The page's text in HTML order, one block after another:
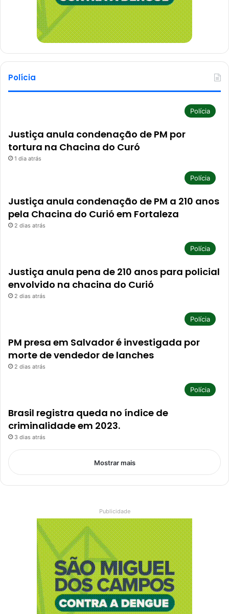
Polícia
Polícia
Justiça anula condenação de PM por
tortura na Chacina do Curó
1 dia atrás
Polícia
Justiça anula condenação de PM a 210 anos
pela Chacina do Curió em Fortaleza
2 dias atrás
Polícia
Justiça anula pena de 210 anos para policial
envolvido na chacina do Curió
2 dias atrás
Polícia
PM presa em Salvador é investigada por
morte de vendedor de lanches
2 dias atrás
Polícia
Brasil registra queda no índice de
criminalidade em 2023.
3 dias atrás
Mostrar mais
Publicidade